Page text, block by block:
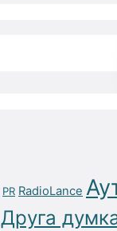
PR RadioLance
Друга